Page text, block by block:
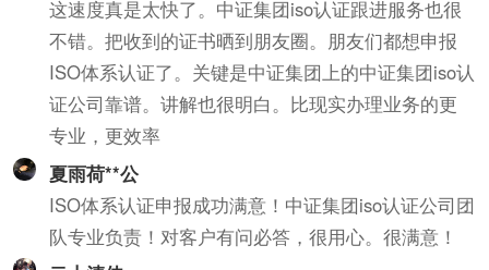
这速度真是太快了。中证集团iso认证跟进服务也很
不错。把收到的证书晒到朋友圈。朋友们都想申报
ISO体系认证了。关键是中证集团上的中证集团iso认
证公司靠谱。讲解也很明白。比现实办理业务的更
专业，更效率
夏雨荷**公
ISO体系认证申报成功满意！中证集团iso认证公司团
队专业负责！对客户有问必答，很用心。很满意！